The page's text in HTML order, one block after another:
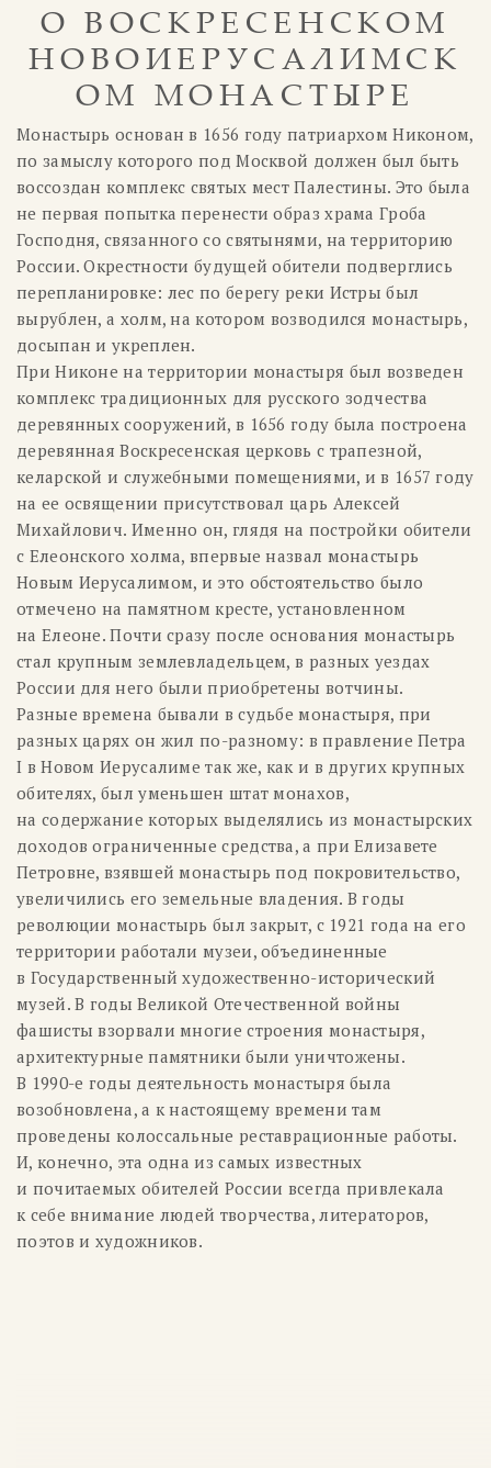
О ВОСКРЕСЕНСКОМ
НОВОИЕРУСАЛИМСК
ОМ МОНАСТЫРЕ
Монастырь основан в 1656 году патриархом Никоном,
по замыслу которого под Москвой должен был быть
воссоздан комплекс святых мест Палестины. Это была
не первая попытка перенести образ храма Гроба
Господня, связанного со святынями, на территорию
России. Окрестности будущей обители подверглись
перепланировке: лес по берегу реки Истры был
вырублен, а холм, на котором возводился монастырь,
досыпан и укреплен.
При Никоне на территории монастыря был возведен
комплекс традиционных для русского зодчества
деревянных сооружений, в 1656 году была построена
деревянная Воскресенская церковь с трапезной,
келарской и служебными помещениями, и в 1657 году
на ее освящении присутствовал царь Алексей
Михайлович. Именно он, глядя на постройки обители
с Елеонского холма, впервые назвал монастырь
Новым Иерусалимом, и это обстоятельство было
отмечено на памятном кресте, установленном
на Елеоне. Почти сразу после основания монастырь
стал крупным землевладельцем, в разных уездах
России для него были приобретены вотчины.
Разные времена бывали в судьбе монастыря, при
разных царях он жил по-разному: в правление Петра
I в Новом Иерусалиме так же, как и в других крупных
обителях, был уменьшен штат монахов,
на содержание которых выделялись из монастырских
доходов ограниченные средства, а при Елизавете
Петровне, взявшей монастырь под покровительство,
увеличились его земельные владения. В годы
революции монастырь был закрыт, c 1921 года на его
территории работали музеи, объединенные
в Государственный художественно-исторический
музей. В годы Великой Отечественной войны
фашисты взорвали многие строения монастыря,
архитектурные памятники были уничтожены.
В 1990-е годы деятельность монастыря была
возобновлена, а к настоящему времени там
проведены колоссальные реставрационные работы.
И, конечно, эта одна из самых известных
и почитаемых обителей России всегда привлекала
к себе внимание людей творчества, литераторов,
поэтов и художников.